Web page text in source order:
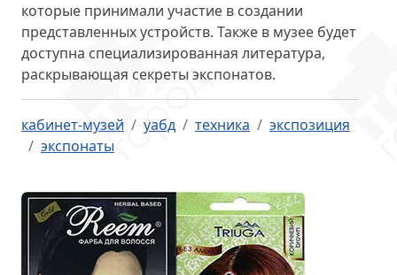
которые принимали участие в создании
представленных устройств. Также в музее будет
доступна специализированная литература,
раскрывающая секреты экспонатов.
кабинет-музей уабд техника
экспозиция
экспонаты